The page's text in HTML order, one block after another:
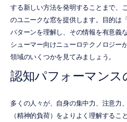
する新しい方法を発明することまで、
のユニークな窓を提供します。目的は
パターンを理解し、その情報を有意義
シューマー向けニューロテクノロジー
領域のいくつかを見てみましょう。
認知パフォーマンス
多くの人々が、自身の集中力、注意力
（精神的負荷）をよりよく理解する